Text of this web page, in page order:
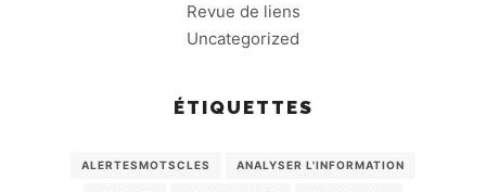
Revue de liens
Uncategorized
ÉTIQUETTES
ALERTESMOTSCLES ANALYSER L'INFORMATION